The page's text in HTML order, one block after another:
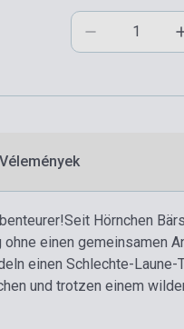
Vélemények
Seit Hörnchen
einen gemeinsamen
einen Schlechte-Laune-
und trotzen einem